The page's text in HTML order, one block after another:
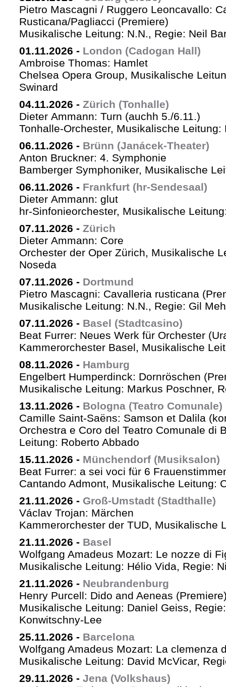
Pietro Mascagni / Ruggero Leoncavallo:
Rusticana/Pagliacci (Premiere)
Musikalische Leitung: N.N., Regie: Neil
01.11.2026 - London (Cadogan Hall)
Ambroise Thomas: Hamlet
Chelsea Opera Group, Musikalische
Swinard
04.11.2026 - Zürich (Tonhalle)
Dieter Ammann: Turn (auchh 5./6.11.)
Tonhalle-Orchester, Musikalische Leitung:
06.11.2026 - Brünn (Janácek-Theater)
Anton Bruckner: 4. Symphonie
Bamberger Symphoniker, Musikalische
06.11.2026 - Frankfurt (hr-Sendesaal)
Dieter Ammann: glut
hr-Sinfonieorchester, Musikalische
07.11.2026 - Zürich
Dieter Ammann: Core
Orchester der Oper Zürich, Musikalische
Noseda
07.11.2026 - Dortmund
Pietro Mascagni: Cavalleria rusticana
Musikalische Leitung: N.N., Regie: Gil
07.11.2026 - Basel (Stadtcasino)
Beat Furrer: Neues Werk für Orchester
Kammerorchester Basel, Musikalische
08.11.2026 - Hamburg
Engelbert Humperdinck: Dornröschen
Musikalische Leitung: Markus Poschner,
13.11.2026 - Bologna (Teatro Comunale)
Camille Saint-Saëns: Samson et Dalila
Orchestra e Coro del Teatro Comunale di
Leitung: Roberto Abbado
15.11.2026 - Münchendorf (Musiksalon)
Beat Furrer: a sei voci für 6
Cantando Admont, Musikalische Leitung:
21.11.2026 - Groß-Umstadt (Stadthalle)
Václav Trojan: Märchen
Kammerorchester der TUD, Musikalische
21.11.2026 - Basel
Wolfgang Amadeus Mozart: Le nozze di
Musikalische Leitung: Hélio Vida, Regie:
21.11.2026 - Neubrandenburg
Henry Purcell: Dido and Aeneas
Musikalische Leitung: Daniel Geiss,
Konwitschny-Lee
25.11.2026 - Barcelona
Wolfgang Amadeus Mozart: La clemenza
Musikalische Leitung: David McVicar,
29.11.2026 - Jena (Volkshaus)